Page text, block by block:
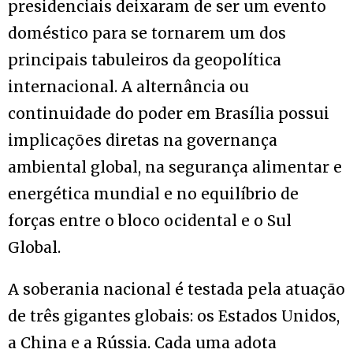
presidenciais deixaram de ser um evento
doméstico para se tornarem um dos
principais tabuleiros da geopolítica
internacional. A alternância ou
continuidade do poder em Brasília possui
implicações diretas na governança
ambiental global, na segurança alimentar e
energética mundial e no equilíbrio de
forças entre o bloco ocidental e o Sul
Global.
A soberania nacional é testada pela atuação
de três gigantes globais: os Estados Unidos,
a China e a Rússia. Cada uma adota